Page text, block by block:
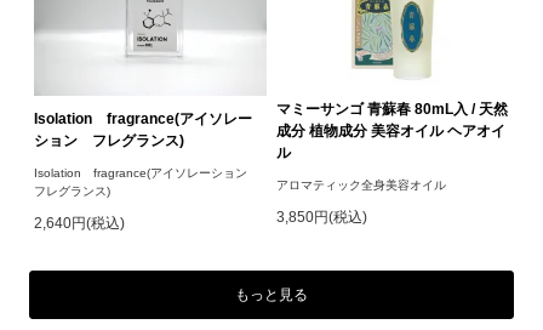
Isolation fragrance(アイソレー
ション フレグランス)
Isolation fragrance(アイソレーション
フレグランス)
2,640円(税込)
マミーサンゴ 青蘇春 80mL入 / 天然
成分 植物成分 美容オイル ヘアオイ
ル
アロマティック全身美容オイル
3,850円(税込)
もっと見る